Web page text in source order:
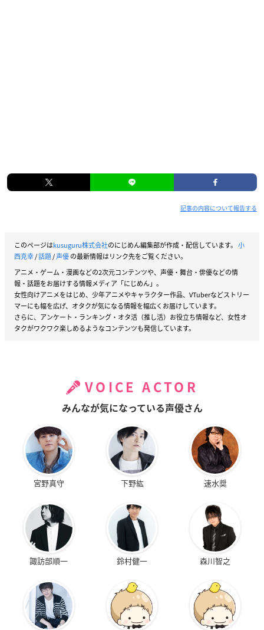
記事の内容について報告する
このページはkusuguru株式会社のにじめん編集部が作成・配信しています。 小
西克幸/話題/声優の最新情報はリンク先をご覧ください。
アニメ・ゲーム・漫画などの2次元コンテンツや、声優・舞台・俳優などの情
報・話題をお届けする情報メディア「にじめん」。
女性向けアニメをはじめ、少年アニメやキャラクター作品、VTuberなどストリー
マーにも幅を広げ、オタクが気になる情報を幅広くお届けしています。
さらに、アンケート・ランキング・オタ活（推し活）お役立ち情報など、女性オ
タクがワクワク楽しめるようなコンテンツも発信しています。
VOICE ACTOR
みんなが気になっている声優さん
宮野真守 下野紘 速水奨
諏訪部順一 鈴村健一 森川智之